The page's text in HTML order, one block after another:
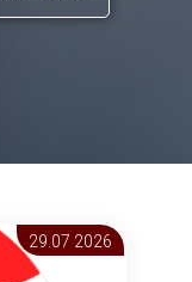
29.07 2026